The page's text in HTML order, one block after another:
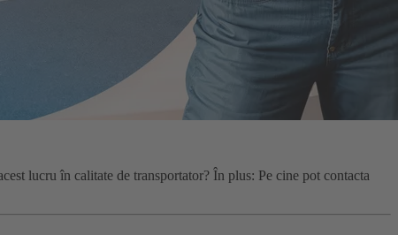
lucru în calitate de transportator? În plus: Pe cine pot contacta